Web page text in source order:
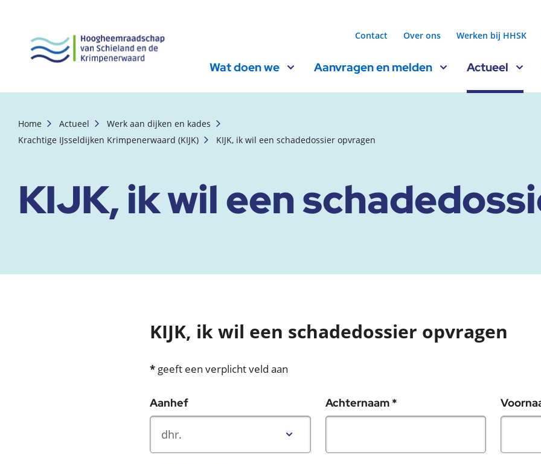
Contact Over ons Werken bij HHSK
Wat doen we Aanvragen en melden Actueel
Home Actueel
Werk aan dijken en kades
Krachtige IJsseldijken Krimpenerwaard (KIJK)
KIJK, ik wil een schadedossier opvragen
KIJK, ik wil een
KIJK, ik wil een schadedossier opvragen
* geeft een verplicht veld aan
Aanhef Achternaam *, verplicht veld